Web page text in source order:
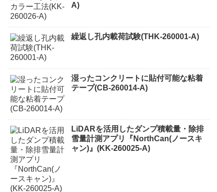
A)
繰返し孔内載荷試験(THK-260001-A)
湿ったコンクリートに貼付可能な粘着
テープ(CB-260014-A)
LiDARを活用したダンプ積載量・除排
雪量計測アプリ『NorthCan(ノースキ
ャン)』(KK-260025-A)